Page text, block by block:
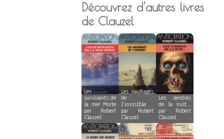
Découvrez d'autres livres
de Clauzel
Les
survivants de
la mer Morte
par Robert
Clauzel
Les naufragés
de
l’invisible
par Robert
Clauzel
Les cendres
de la nuit…
par Robert
Clauzel